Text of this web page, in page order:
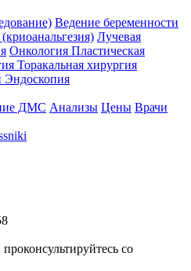
Ведение беременности
Лучевая
Онкология Пластическая
Торакальная хирургия
Эндоскопия
ДМС Анализы Цены Врачи
со